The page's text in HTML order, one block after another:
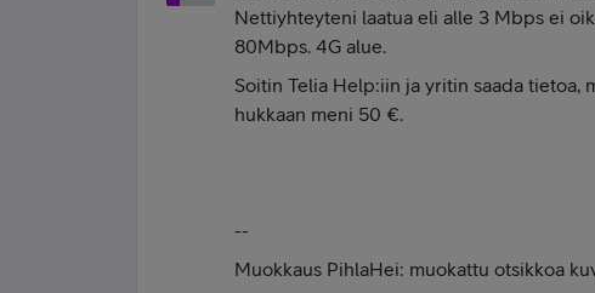
Nettiyhteyteni laatua eli alle 3 Mbps ei
80Mbps. 4G alue.
Soitin Telia Help:iin ja yritin saada tietoa,
hukkaan meni 50 €.
--
Muokkaus PihlaHei: muokattu otsikkoa